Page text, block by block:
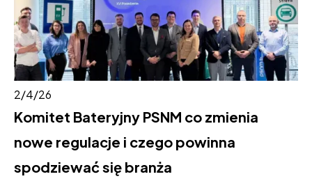
2/4/26
Komitet Bateryjny PSNM co zmienia
nowe regulacje i czego powinna
spodziewać się branża